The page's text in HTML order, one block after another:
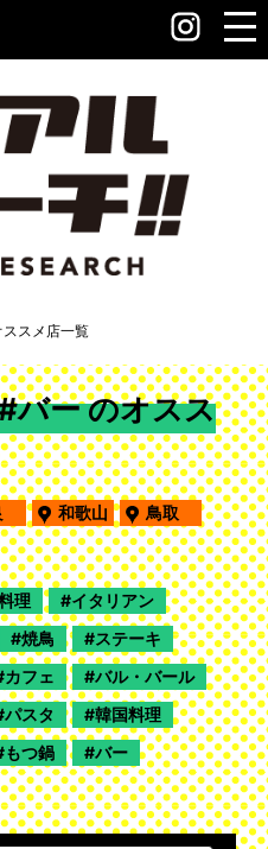
ススメ店一覧
バー のオスス
和歌山
鳥取
理
イタリアン
焼鳥
ステーキ
カフェ
バル・バール
パスタ
韓国料理
もつ鍋
バー